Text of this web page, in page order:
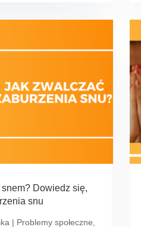
Dowiedz się,
snu
| Problemy społeczne